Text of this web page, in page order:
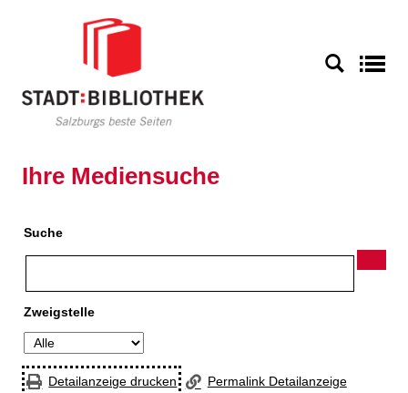
Ihre Mediensuche
Suche
Zweigstelle
Detailanzeige drucken
Permalink Detailanzeige